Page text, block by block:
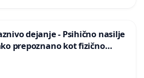
dejanje - Psihično nasilje
prepoznano kot fizično